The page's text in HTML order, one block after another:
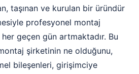
taşınan ve kurulan bir üründür
profesyonel montaj
geçen gün artmaktadır. Bu
şirketinin ne olduğunu,
bileşenleri, girişimciye